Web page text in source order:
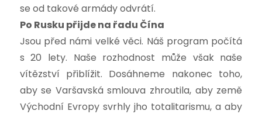
se od takové armády odvrátí.
Po Rusku přijde na řadu Čína
Jsou před námi velké věci. Náš program počítá
s 20 lety. Naše rozhodnost může však naše
vítězství přiblížit. Dosáhneme nakonec toho,
aby se Varšavská smlouva zhroutila, aby země
Východní Evropy svrhly jho totalitarismu, a aby